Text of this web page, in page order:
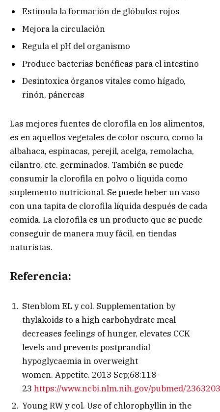
Estimula la formación de glóbulos rojos
Mejora la circulación
Regula el pH del organismo
Produce bacterias benéficas para el intestino
Desintoxica órganos vitales como hígado,
riñón, páncreas
Las mejores fuentes de clorofila en los alimentos,
es en aquellos vegetales de color oscuro, como la
albahaca, espinacas, perejil, acelga, remolacha,
cilantro, etc. germinados. También se puede
consumir la clorofila en polvo o liquida como
suplemento nutricional. Se puede beber un vaso
con una tapita de clorofila líquida después de cada
comida. La clorofila es un producto que se puede
conseguir de manera muy fácil, en tiendas
naturistas.
Referencia:
Stenblom EL y col. Supplementation by
thylakoids to a high carbohydrate meal
decreases feelings of hunger, elevates CCK
levels and prevents postprandial
hypoglycaemia in overweight
women. Appetite. 2013 Sep;68:118-
23 https://www.ncbi.nlm.nih.gov/pubmed/
Young RW y col. Use of chlorophyllin in the